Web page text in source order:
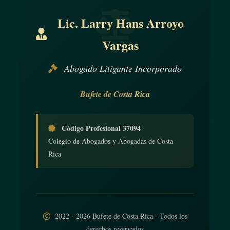
ARTÍCULO 11
trabajadores domésticos se beneficien de un régimen de
remuneración se establezca sin discriminación por motivo de
ARTÍCULO 12
pagárseles directamente en efectivo, a intervalos regulares
y como mínimo una vez al mes. A menos que la
modalidad de pago esté prevista en la legislación nacional
Lic. Larry Hans Arroyo
Vargas
Abogado Litigante Incorporado
Bufete de Costa Rica
Código Profesional 37094
Colegio de Abogados y Abogadas de Costa
Rica
2022 - 2026 Bufete de Costa Rica - Todos los